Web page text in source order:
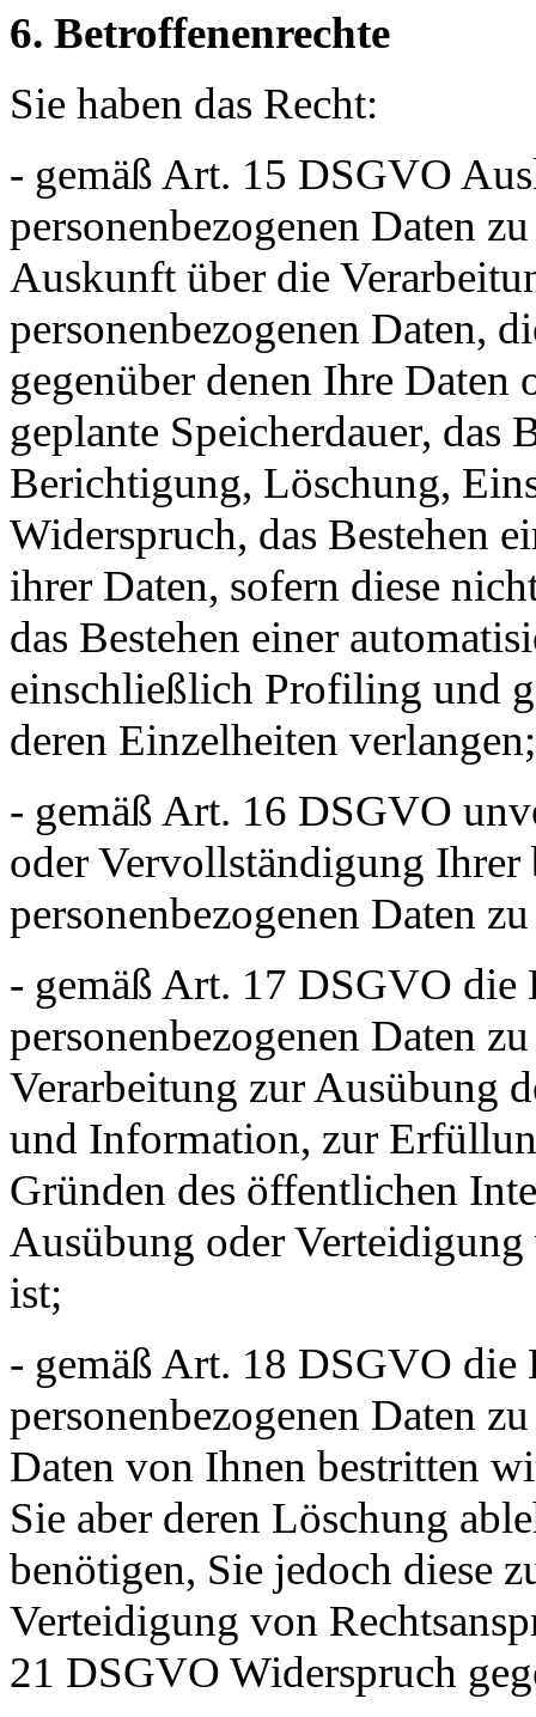
6. Betroffenenrechte
Sie haben das Recht:
- gemäß Art. 15 DSGVO
personenbezogenen Daten
Auskunft über die
personenbezogenen Daten,
gegenüber denen Ihre
geplante Speicherdauer, das
Berichtigung, Löschung,
Widerspruch, das Bestehen
ihrer Daten, sofern diese
das Bestehen einer
einschließlich Profiling und
deren Einzelheiten verlangen;
- gemäß Art. 16 DSGVO
oder Vervollständigung Ihrer
personenbezogenen Daten
- gemäß Art. 17 DSGVO die
personenbezogenen Daten
Verarbeitung zur Ausübung
und Information, zur
Gründen des öffentlichen
Ausübung oder
ist;
- gemäß Art. 18 DSGVO die
personenbezogenen Daten
Daten von Ihnen bestritten
Sie aber deren Löschung
benötigen, Sie jedoch diese
Verteidigung von
21 DSGVO Widerspruch